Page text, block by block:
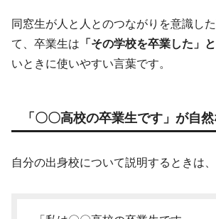
同窓生が人と人とのつながりを意識し
て、卒業生は 「その学校を卒業した」
いときに使いやすい言葉です。
「〇〇高校の卒業生です」が自
自分の出身校について説明するときは、